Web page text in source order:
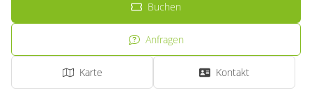
Buchen
Anfragen
Karte Kontakt